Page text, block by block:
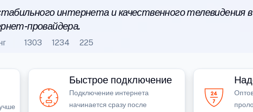
интернета и качественного телевидения
провайдера.
1303 1234 225
Быстрое подключение
Подключение интернета
начинается сразу после